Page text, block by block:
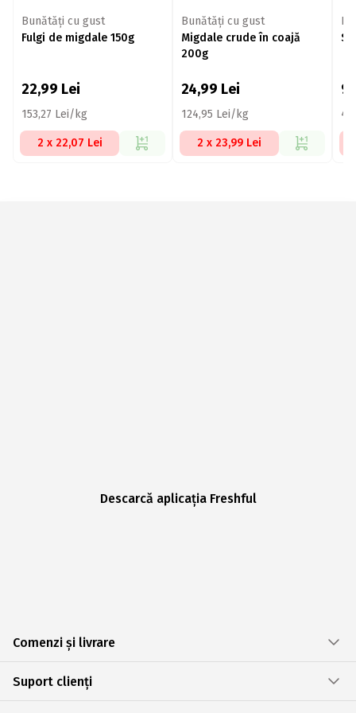
Bunătăți cu gust
Fulgi de migdale 150g
22,99 Lei
153,27 Lei/kg
2 x 22,07 Lei
Bunătăți cu gust
Migdale crude în coajă
200g
24,99 Lei
124,95 Lei/kg
2 x 23,99 Lei
Descarcă aplicația Freshful
Comenzi și livrare
Suport clienți